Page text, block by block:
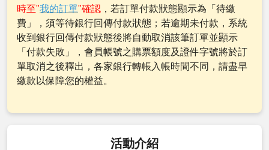
時至"我的訂單"確認 ，若訂單付款狀態顯示為「待繳
費」，須等待銀行回傳付款狀態；若逾期未付款，系統
收到銀行回傳付款狀態後將自動取消該筆訂單並顯示
「付款失敗」，會員帳號之購票額度及證件字號將於訂
單取消之後釋出，各家銀行轉帳入帳時間不同，請盡早
繳款以保障您的權益。
活動介紹